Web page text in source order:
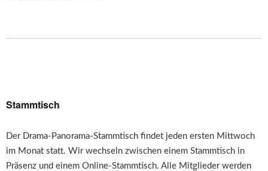
Stammtisch
Der Drama-Panorama-Stammtisch findet jeden ersten Mittwoch
im Monat statt. Wir wechseln zwischen einem Stammtisch in
Präsenz und einem Online-Stammtisch. Alle Mitglieder werden